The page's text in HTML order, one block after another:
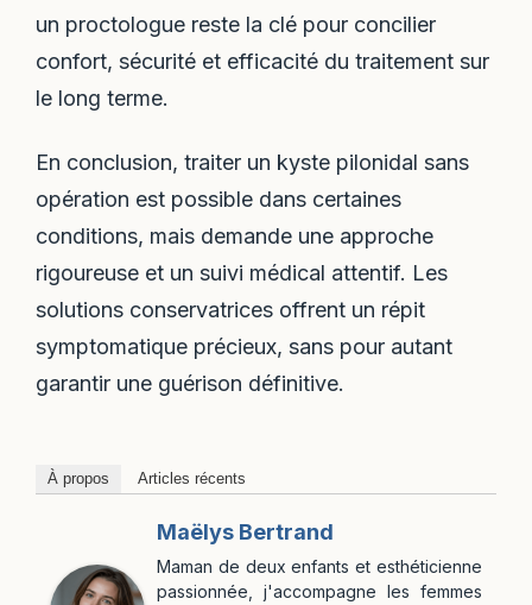
un proctologue reste la clé pour concilier
confort, sécurité et efficacité du traitement sur
le long terme.
En conclusion, traiter un kyste pilonidal sans
opération est possible dans certaines
conditions, mais demande une approche
rigoureuse et un suivi médical attentif. Les
solutions conservatrices offrent un répit
symptomatique précieux, sans pour autant
garantir une guérison définitive.
À propos Articles récents
Maëlys Bertrand
Maman de deux enfants et esthéticienne
passionnée, j'accompagne les femmes